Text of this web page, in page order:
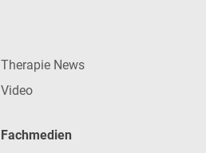
Therapie News
Video
Fachmedien